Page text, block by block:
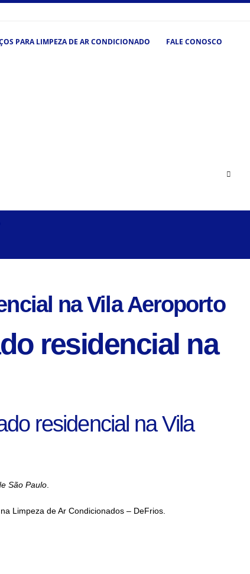
PARA LIMPEZA DE AR CONDICIONADO FALE CONOSCO
na Vila Aeroporto
residencial na
residencial na Vila
São Paulo
Limpeza de Ar Condicionados – DeFrios.